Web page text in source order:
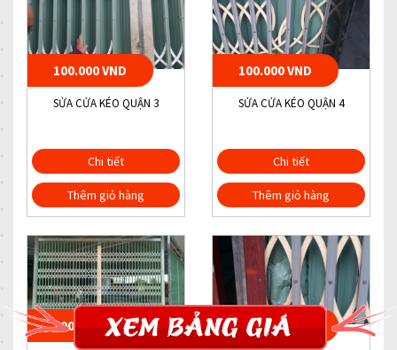
100.000 VND
SỬA CỬA KÉO QUẬN 3
Chi tiết
Thêm giỏ hàng
100.000 VND
SỬA CỬA KÉO QUẬN 4
Chi tiết
Thêm giỏ hàng
100.000 VND 100.000 VND